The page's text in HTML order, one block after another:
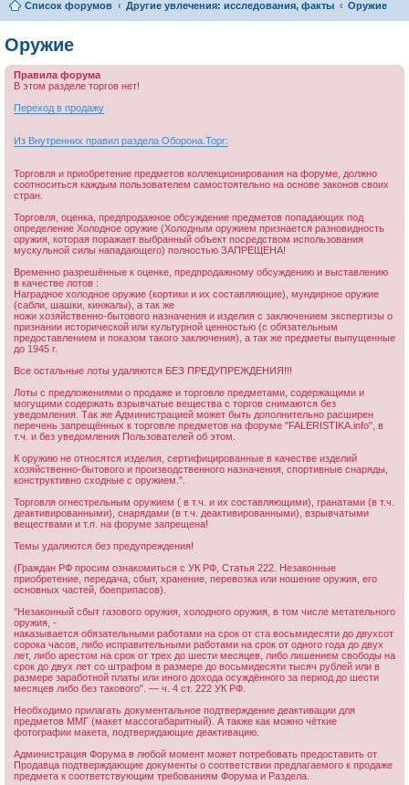
Список форумов Другие увлечения: исследования, факты Оружие
Оружие
Правила форума
В этом разделе торгов нет!
Переход в продажу
Из Внутренних правил раздела Оборона.Торг:
Торговля и приобретение предметов коллекционирования на форуме, должно
соотноситься каждым пользователем самостоятельно на основе законов своих
стран.
Торговля, оценка, предпродажное обсуждение предметов попадающих под
определение Холодное оружие (Холодным оружием признается разновидность
оружия, которая поражает выбранный объект посредством использования
мускульной силы нападающего) полностью ЗАПРЕЩЕНА!
Временно разрешённые к оценке, предпродажному обсуждению и выставлению
в качестве лотов :
Наградное холодное оружие (кортики и их составляющие), мундирное оружие
(сабли, шашки, кинжалы), а так же
ножи хозяйственно-бытового назначения и изделия с заключением экспертизы о
признании исторической или культурной ценностью (с обязательным
предоставлением и показом такого заключения), а так же предметы выпущенные
до 1945 г.
Все остальные лоты удаляются БЕЗ ПРЕДУПРЕЖДЕНИЯ!!!
Лоты с предложениями о продаже и торговле предметами, содержащими и
могущими содержать взрывчатые вещества с торгов снимаются без
уведомления. Так же Администрацией может быть дополнительно расширен
перечень запрещённых к торговле предметов на форуме "FALERISTIKA.info", в
т.ч. и без уведомления Пользователей об этом.
К оружию не относятся изделия, сертифицированные в качестве изделий
хозяйственно-бытового и производственного назначения, спортивные снаряды,
конструктивно сходные с оружием.".
Торговля огнестрельным оружием ( в т.ч. и их составляющими), гранатами (в т.ч.
деактивированными), снарядами (в т.ч. деактивированными), взрывчатыми
веществами и т.п. на форуме запрещена!
Темы удаляются без предупреждения!
(Граждан РФ просим ознакомиться с УК РФ, Статья 222. Незаконные
приобретение, передача, сбыт, хранение, перевозка или ношение оружия, его
основных частей, боеприпасов).
"Незаконный сбыт газового оружия, холодного оружия, в том числе метательного
оружия, -
наказывается обязательными работами на срок от ста восьмидесяти до двухсот
сорока часов, либо исправительными работами на срок от одного года до двух
лет, либо арестом на срок от трех до шести месяцев, либо лишением свободы на
срок до двух лет со штрафом в размере до восьмидесяти тысяч рублей или в
размере заработной платы или иного дохода осуждённого за период до шести
месяцев либо без такового". — ч. 4 ст. 222 УК РФ.
Необходимо прилагать документальное подтверждение деактивации для
предметов ММГ (макет массогабаритный). А также как можно чёткие
фотографии макета, подтверждающие деактивацию.
Администрация Форума в любой момент может потребовать предоставить от
Продавца подтверждающие документы о соответствии предлагаемого к продаже
предмета к соответствующим требованиям Форума и Раздела.